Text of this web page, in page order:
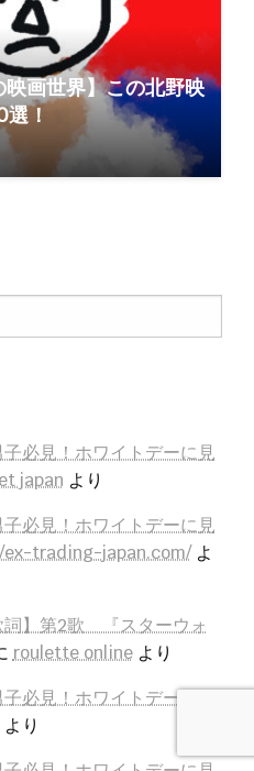
画世界】この北野映
！
必見！ホワイトデーに見
japan より
必見！ホワイトデーに見
trading-japan.com/よ
詞】第2歌 『スターウォ
roulette onlineより
必見！ホワイトデーに見
より